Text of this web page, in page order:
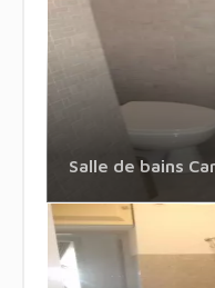
Salle de bains